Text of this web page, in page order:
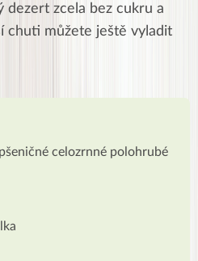
dezert zcela bez cukru a
chuti můžete ještě vyladit
celozrnné polohrubé